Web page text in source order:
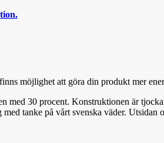
möjlighet att göra din produkt merene
med 30 procent. Konstruktionen är
tanke på vårt svenska väder. Utsidan